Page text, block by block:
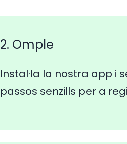
2. Omple
Instal·la la nostra app i
passos senzills per a